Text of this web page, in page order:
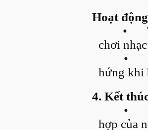
Hoạt
•
chơi
•
hứng khi
4. Kết
•
hợp của